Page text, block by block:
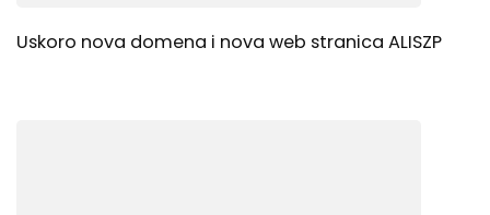
Uskoro nova domena i nova web stranica ALISZP